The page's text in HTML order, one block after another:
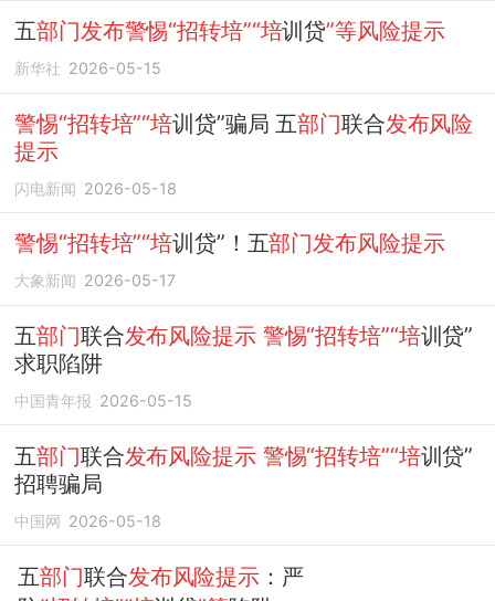
五部门发布警惕“招转培”“培训贷”等风险提示
新华社 2026-05-15
警惕“招转培”“培训贷”骗局 五部门联合发布风险
提示
闪电新闻 2026-05-18
警惕“招转培”“培训贷”！五部门发布风险提示
大象新闻 2026-05-17
五部门联合发布风险提示 警惕“招转培”“培训贷”
求职陷阱
中国青年报 2026-05-15
五部门联合发布风险提示 警惕“招转培”“培训贷”
招聘骗局
中国网 2026-05-18
五部门联合发布风险提示 ：严